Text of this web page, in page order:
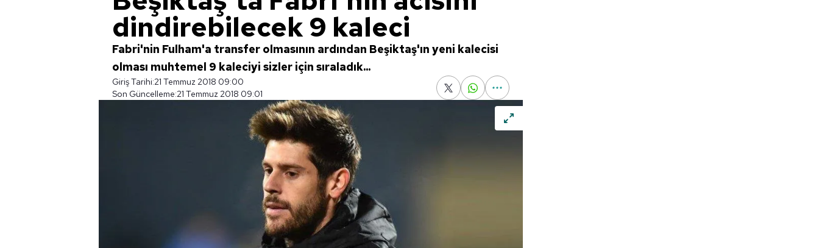
dindirebilecek 9 kaleci
Fabri'nin Fulham'a transfer olmasının ardından Beşiktaş'ın yeni kalecisi
olması muhtemel 9 kaleciyi sizler için sıraladık...
Giriş Tarihi:21 Temmuz 2018 09:00
Son Güncelleme:21 Temmuz 2018 09:01